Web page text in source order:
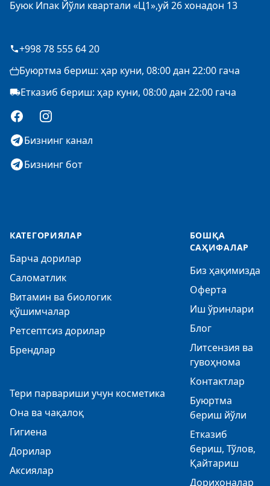
Буюк Ипак Йўли квартали «Ц1»,уй 26 хонадон 13
+998 78 555 64 20
Буюртма бериш: ҳар куни, 08:00 дан 22:00 гача
Етказиб бериш: ҳар куни, 08:00 дан 22:00 гача
FacebookInstagram
Бизнинг канал
Бизнинг бот
КАТЕГОРИЯЛАР
Барча дорилар
Саломатлик
Витамин ва биологик
қўшимчалар
Ретсептсиз дорилар
Брендлар
Тери парвариши учун косметика
Она ва чақалоқ
Гигиена
Дорилар
Аксиялар
БОШҚА
САҲИФАЛАР
Биз ҳақимизда
Оферта
Иш ўринлари
Блог
Литсензия ва
гувоҳнома
Контактлар
Буюртма
бериш йўли
Етказиб
бериш, Тўлов,
Қайтариш
Дорихоналар